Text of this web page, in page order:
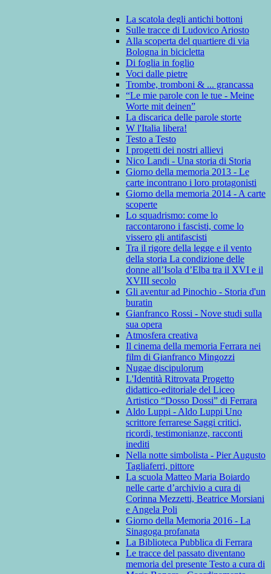
La scatola degli antichi bottoni
Sulle tracce di Ludovico Ariosto
Alla scoperta del quartiere di via
Bologna in bicicletta
Di foglia in foglio
Voci dalle pietre
Trombe, tromboni & ... grancassa
“Le mie parole con le tue - Meine
Worte mit deinen”
La discarica delle parole storte
W l'Italia libera!
Testo a Testo
I progetti dei nostri allievi
Nico Landi - Una storia di Storia
Giorno della memoria 2013 - Le
carte incontrano i loro protagonisti
Giorno della memoria 2014 - A carte
scoperte
Lo squadrismo: come lo
raccontarono i fascisti, come lo
vissero gli antifascisti
Tra il rigore della legge e il vento
della storia La condizione delle
donne all’Isola d’Elba tra il XVI e il
XVIII secolo
Gli aventur ad Pinochio - Storia d'un
buratin
Gianfranco Rossi - Nove studi sulla
sua opera
Atmosfera creativa
Il cinema della memoria Ferrara nei
film di Gianfranco Mingozzi
Nugae discipulorum
L'Identità Ritrovata Progetto
didattico-editoriale del Liceo
Artistico “Dosso Dossi” di Ferrara
Aldo Luppi - Aldo Luppi Uno
scrittore ferrarese Saggi critici,
ricordi, testimonianze, racconti
inediti
Nella notte simbolista - Pier Augusto
Tagliaferri, pittore
La scuola Matteo Maria Boiardo
nelle carte d’archivio a cura di
Corinna Mezzetti, Beatrice Morsiani
e Angela Poli
Giorno della Memoria 2016 - La
Sinagoga profanata
La Biblioteca Pubblica di Ferrara
Le tracce del passato diventano
memoria del presente Testo a cura di